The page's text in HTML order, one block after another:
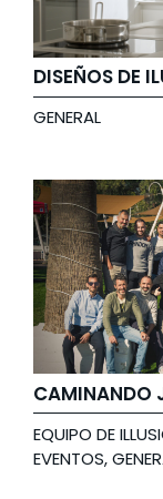
GENERAL
CAMINANDO
EQUIPO DE
EVENTOS,